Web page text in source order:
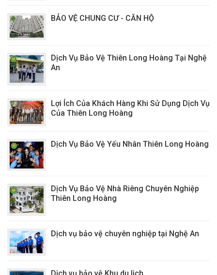
BẢO VỆ CHUNG CƯ - CĂN HỘ
Dịch Vụ Bảo Vệ Thiên Long Hoàng Tại Nghệ
An
Lợi Ích Của Khách Hàng Khi Sử Dụng Dịch Vụ
Của Thiên Long Hoàng
Dịch Vụ Bảo Vệ Yếu Nhân Thiên Long Hoàng
Dịch Vụ Bảo Vệ Nhà Riêng Chuyên Nghiệp
Thiên Long Hoàng
Dịch vụ bảo vệ chuyên nghiệp tại Nghệ An